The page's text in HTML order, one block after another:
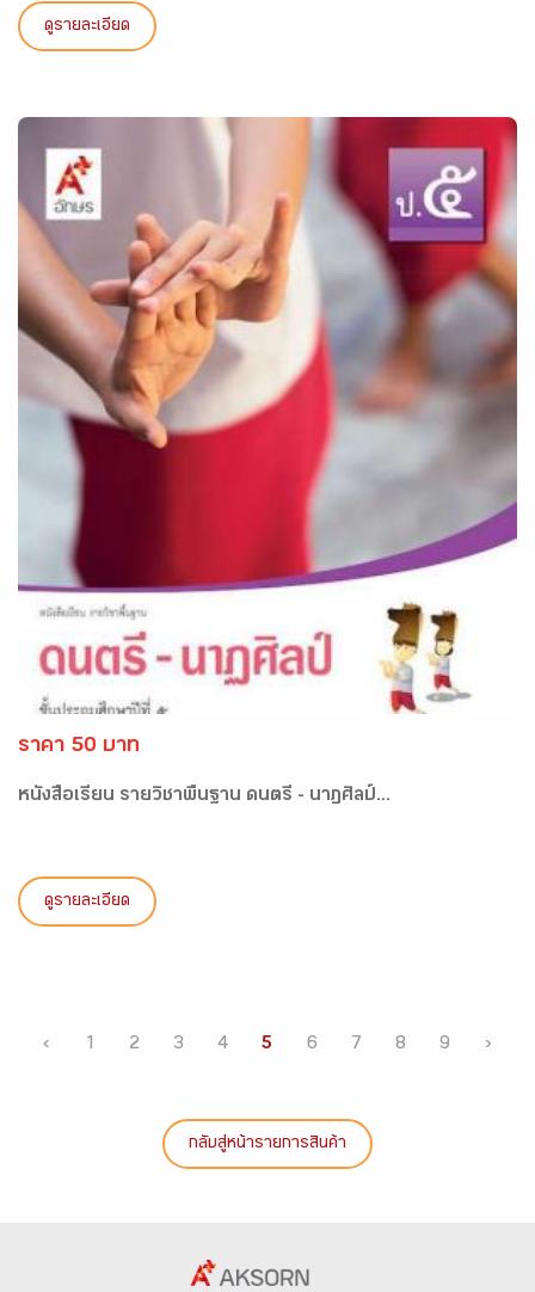
ดูรายละเอียด
ราคา 50 บาท
หนังสือเรียน รายวิชาพื้นฐาน ดนตรี - นาฏศิลป์...
ดูรายละเอียด
‹ 1 2 3 4 5 6 7 8 9 ›
กลับสู่หน้ารายการสินค้า